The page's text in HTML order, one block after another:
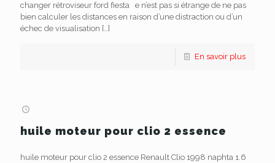
changer rétroviseur ford fiesta e n’est pas si étrange de ne pas
bien calculer les distances en raison d’une distraction ou d’un
échec de visualisation […]
En savoir plus
huile moteur pour clio 2 essence
huile moteur pour clio 2 essence Renault Clio 1998 naphta 1.6